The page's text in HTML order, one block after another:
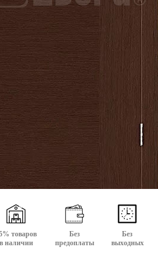
товаров
в наличии
Без
предоплаты
Без
выходных